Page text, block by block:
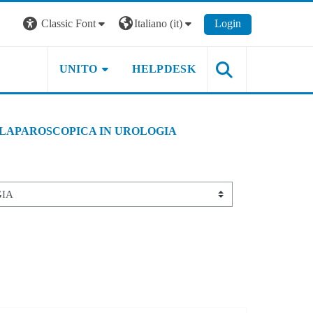
Classic Font
Italiano ‎(it)‎ Login
UNITO HELPDESK
IN UROLOGIA